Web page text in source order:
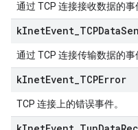
通过 TCP 连接接收数据的事
kInetEvent TCPData
通过 TCP 连接传输数据的事
kInetEvent TCPError
TCP 连接上的错误事件。